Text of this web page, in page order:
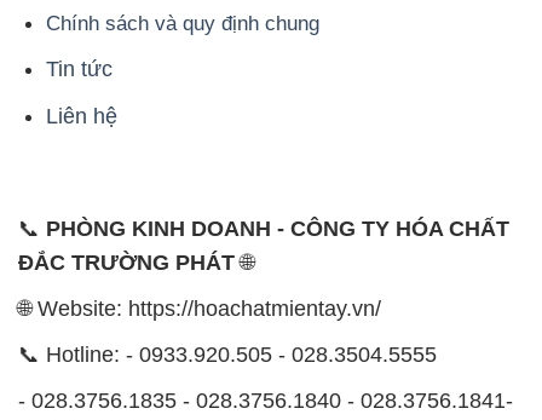
Chính sách và quy định chung
Tin tức
Liên hệ
📞 PHÒNG KINH DOANH - CÔNG TY HÓA CHẤT
ĐẮC TRƯỜNG PHÁT🌐
🌐 Website: https://hoachatmientay.vn/
📞 Hotline: - 0933.920.505 - 028.3504.5555
- 028.3756.1835 - 028.3756.1840 - 028.3756.1841-